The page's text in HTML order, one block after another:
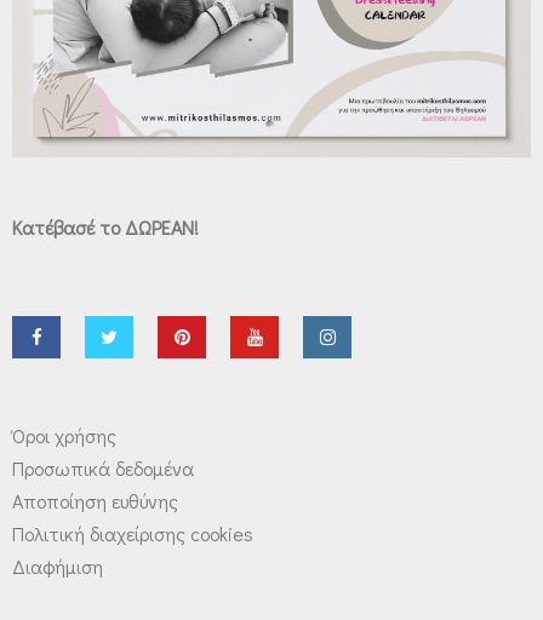
Κατέβασέ το ΔΩΡΕΑΝ!
Όροι χρήσης
Προσωπικά δεδομένα
Αποποίηση ευθύνης
Πολιτική διαχείρισης cookies
Διαφήμιση